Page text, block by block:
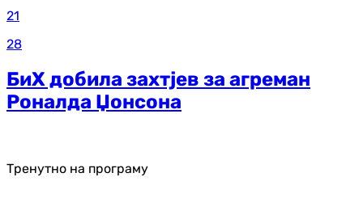
21
28
БиХ добила захтјев за агреман
Роналда Џонсона
Тренутно на програму